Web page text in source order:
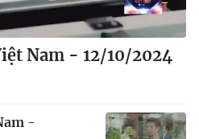
Nam - 12/10/2024
-